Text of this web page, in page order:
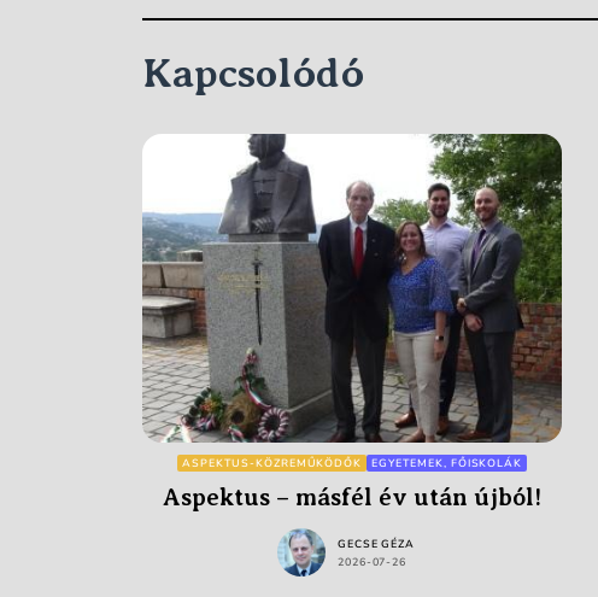
Kapcsolódó
ASPEKTUS-KÖZREMŰKÖDŐK EGYETEMEK, FŐISKOLÁK
Aspektus – másfél év után újból!
GECSE GÉZA
2026-07-26